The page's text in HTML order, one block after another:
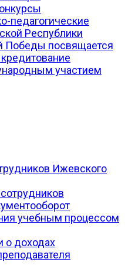
педагогические
Республики
Победы посвящается
участием
Ижевского
учебным процессом
о доходах